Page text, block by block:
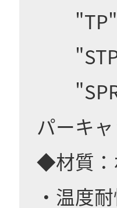
"TP"
"STP"
パーキ
◆材質：
・温度